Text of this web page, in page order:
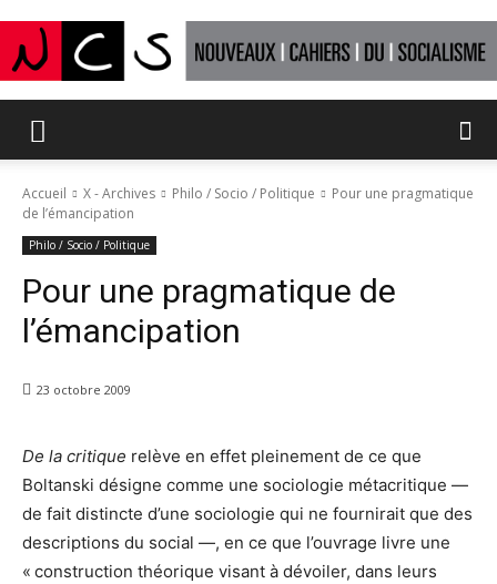
Accueil X - Archives Philo / Socio / Politique
Pour une pragmatique
de l’émancipation
Philo / Socio / Politique
Pour une pragmatique de
l’émancipation
23 octobre 2009
De la critique relève en effet pleinement de ce que
Boltanski désigne comme une sociologie métacritique —
de fait distincte d’une sociologie qui ne fournirait que des
descriptions du social —, en ce que l’ouvrage livre une
« construction théorique visant à dévoiler, dans leurs